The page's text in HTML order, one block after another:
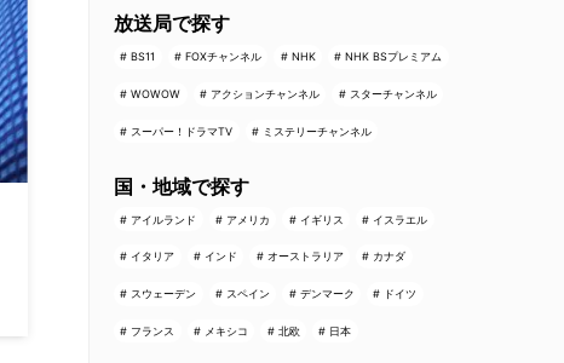
放送局で探す
BS11 FOXチャンネル NHK NHK BSプレミアム
WOWOW アクションチャンネル スターチャンネル
スーパー！ドラマTV ミステリーチャンネル
国・地域で探す
アイルランド アメリカ イギリス イスラエル
イタリア インド オーストラリア カナダ
スウェーデン スペイン デンマーク ドイツ
フランス メキシコ 北欧 日本